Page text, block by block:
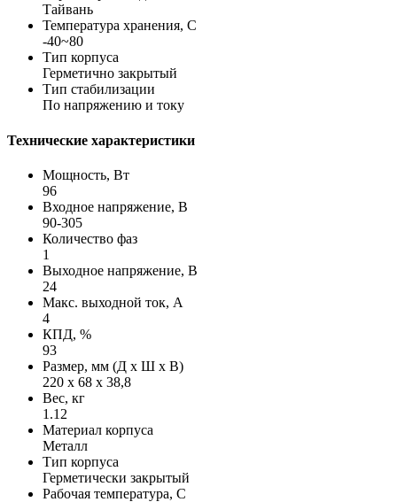
Тайвань
Температура хранения, С
-40~80
Тип корпуса
Герметично закрытый
Тип стабилизации
По напряжению и току
Технические характеристики
Мощность, Вт
96
Входное напряжение, В
90-305
Количество фаз
1
Выходное напряжение, В
24
Макс. выходной ток, А
4
КПД, %
93
Размер, мм (Д х Ш х В)
220 х 68 х 38,8
Вес, кг
1.12
Материал корпуса
Металл
Тип корпуса
Герметически закрытый
Рабочая температура, С